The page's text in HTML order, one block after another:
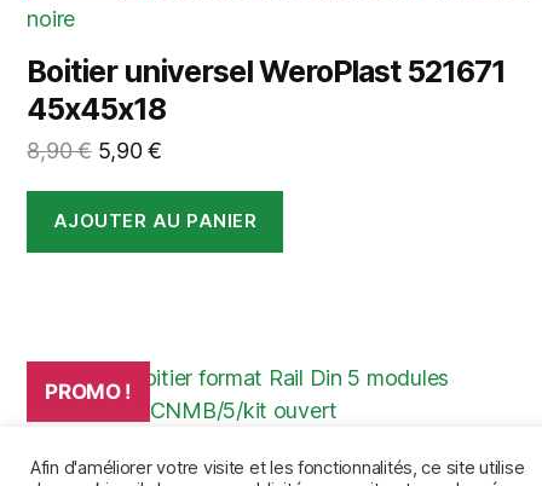
Boitier universel WeroPlast 521671
45x45x18
8,90€ Le
initial
était :
5,90€Le
actuel
est :
AJOUTER AU PANIER
PROMO !
Boitier Rail Din Camdenboss
Afin d'améliorer votre visite et les fonctionnalités, ce site utilise